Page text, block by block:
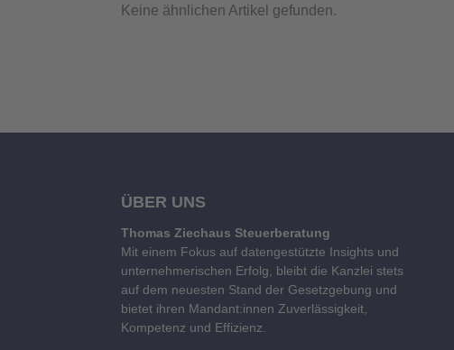
Keine ähnlichen Artikel gefunden.
ÜBER UNS
Thomas Ziechaus Steuerberatung
Mit einem Fokus auf datengestützte Insights und
unternehmerischen Erfolg, bleibt die Kanzlei stets
auf dem neuesten Stand der Gesetzgebung und
bietet ihren Mandant:innen Zuverlässigkeit,
Kompetenz und Effizienz.